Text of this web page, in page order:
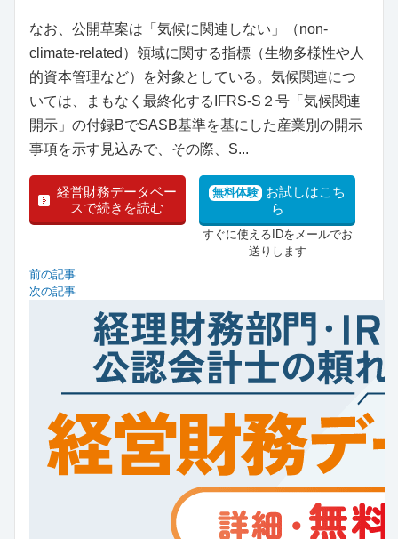
なお、公開草案は「気候に関連しない」（non-
climate-related）領域に関する指標（生物多様性や人
的資本管理など）を対象としている。気候関連につ
いては、まもなく最終化するIFRS-S２号「気候関連
開示」の付録BでSASB基準を基にした産業別の開示
事項を示す見込みで、その際、S...
経営財務データベー
スで続きを読む
無料体験 お試しはこち
ら
すぐに使えるIDをメールでお
送りします
前の記事
次の記事